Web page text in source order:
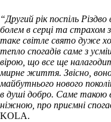
“Другий рік поспіль
болем в серці та
таке світле свято дуже
тепло спогадів саме з
вірою, що все ще
мирне життя. Звісно,
майбутнього нового
в душі добро. Саме такою
ніжною, про приємні
KOLA.